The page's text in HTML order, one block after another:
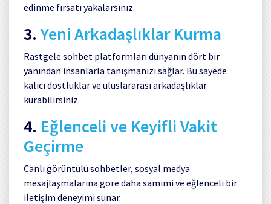
edinme fırsatı yakalarsınız.
3.Yeni Arkadaşlıklar Kurma
Rastgele sohbet platformları dünyanın dört bir
yanından insanlarla tanışmanızı sağlar. Bu sayede
kalıcı dostluklar ve uluslararası arkadaşlıklar
kurabilirsiniz.
4. Eğlenceli ve Keyifli Vakit
Geçirme
Canlı görüntülü sohbetler, sosyal medya
mesajlaşmalarına göre daha samimi ve eğlenceli bir
iletişim deneyimi sunar.